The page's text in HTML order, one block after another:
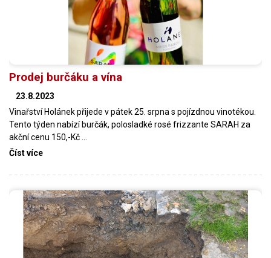
Prodej burčáku a vína
23.8.2023
Vinařství Holánek přijede v pátek 25. srpna s pojízdnou vinotékou.
Tento týden nabízí burčák, polosladké rosé frizzante SARAH za
akční cenu 150,-Kč …
Číst více